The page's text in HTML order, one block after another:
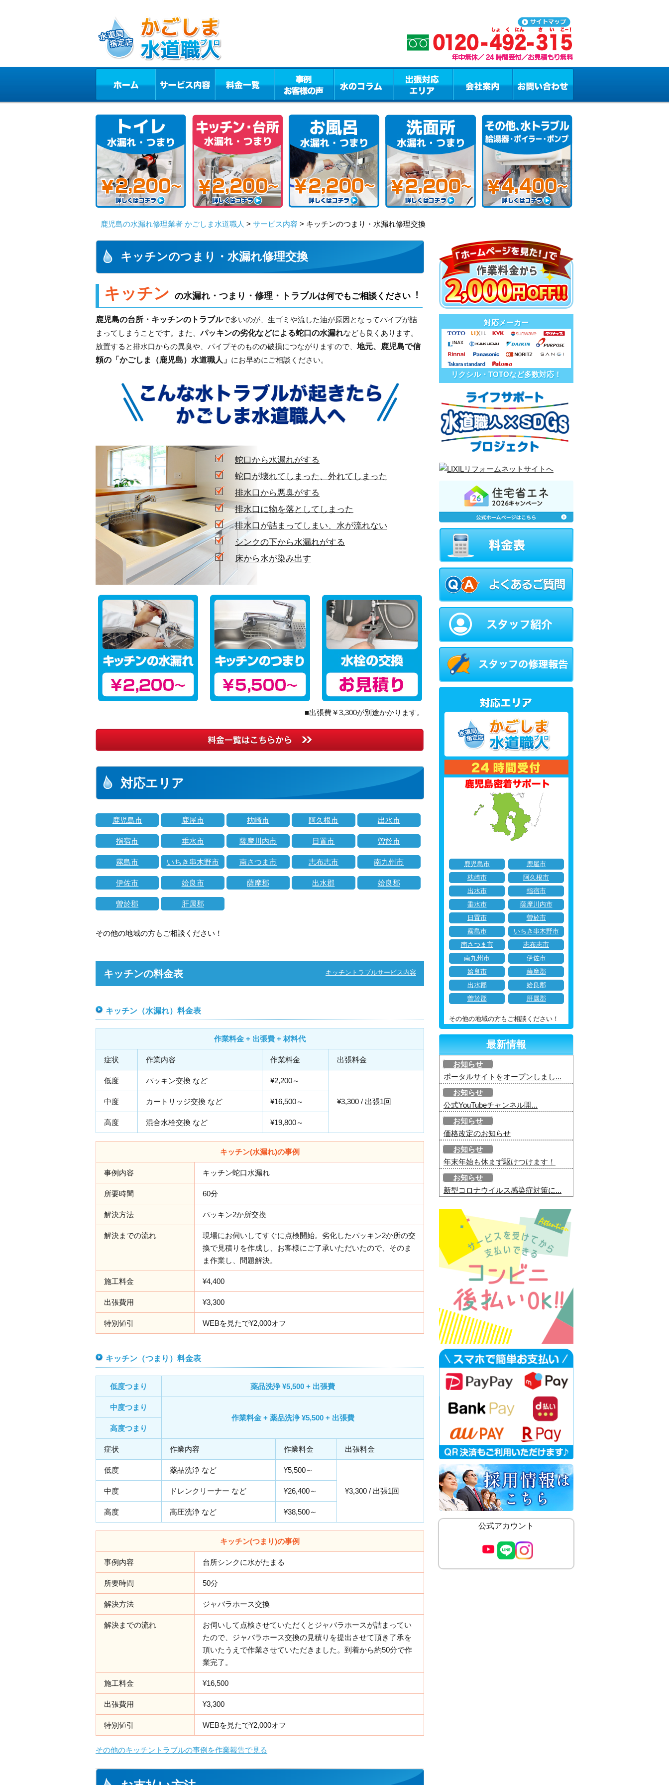
鹿児島の水漏れ修理業者 かごしま水道職人 > サービス内容 > キッチンのつまり・水漏れ修理交換
キッチンのつまり・水漏れ修理交換
キッチン の水漏れ・つまり・修理・トラブルは何でもご相談ください︕
鹿児島の台所・キッチンのトラブルで多いのが、生ゴミや流した油が原因となってパイプが詰
まってしまうことです。また、パッキンの劣化などによる蛇口の水漏れなども良くあります。
放置すると排水口からの異臭や、パイプそのものの破損につながりますので、 地元、鹿児島で信
頼の「かごしま（鹿児島）水道職人」 にお早めにご相談ください。
蛇口から水漏れがする
蛇口が壊れてしまった、外れてしまった
排水口から悪臭がする
排水口に物を落としてしまった
排水口が詰まってしまい、水が流れない
シンクの下から水漏れがする
床から水が染み出す
■出張費￥3,300が別途かかります。
対応エリア
鹿児島市 鹿屋市 枕崎市 阿久根市 出水市
指宿市 垂水市 薩摩川内市 日置市 曽於市
霧島市 いちき串木野市 南さつま市 志布志市 南九州市
伊佐市 姶良市 薩摩郡 出水郡 姶良郡
曽於郡 肝属郡
その他の地域の方もご相談ください！
キッチンの料金表 キッチントラブルサービス内容
キッチン（水漏れ）料金表
作業料金 + 出張費 + 材料代
症状 作業内容 作業料金 出張料金
低度 パッキン交換 など ¥2,200～
¥3,300 / 出張1回
中度 カートリッジ交換 など ¥16,500～
高度 混合水栓交換 など ¥19,800～
キッチン(水漏れ)の事例
事例内容 キッチン蛇口水漏れ
所要時間 60分
解決方法 パッキン2か所交換
解決までの流れ
現場にお伺いしてすぐに点検開始。劣化したパッキン2か所の交
換で見積りを作成し、お客様にご了承いただいたので、そのま
ま作業し、問題解決。
施工料金 ¥4,400
出張費用 ¥3,300
特別値引 WEBを見たで¥2,000オフ
キッチン（つまり）料金表
低度つまり 薬品洗浄 ¥5,500 + 出張費
中度つまり
作業料金 + 薬品洗浄 ¥5,500 + 出張費
高度つまり
症状 作業内容 作業料金 出張料金
低度 薬品洗浄 など ¥5,500～
¥3,300 / 出張1回
中度 ドレンクリーナー など ¥26,400～
高度 高圧洗浄 など ¥38,500～
キッチン(つまり)の事例
事例内容 台所シンクに水がたまる
所要時間 50分
解決方法 ジャバラホース交換
解決までの流れ
お伺いして点検させていただくとジャバラホースが詰まってい
たので、ジャバラホース交換の見積りを提出させて頂き了承を
頂いたうえで作業させていただきました。到着から約50分で作
業完了。
施工料金 ¥16,500
出張費用 ¥3,300
特別値引 WEBを見たで¥2,000オフ
その他のキッチントラブルの事例を作業報告で見る
対応メーカー
リクシル・TOTOなど多数対応！
鹿児島市
鹿屋市
枕崎市
阿久根市
出水市
指宿市
垂水市
薩摩川内市
日置市
曽於市
霧島市
いちき串木野市
南さつま市
志布志市
南九州市
伊佐市
姶良市
薩摩郡
出水郡
姶良郡
曽於郡
肝属郡
その他の地域の方もご相談ください！
最新情報
お知らせ
ポータルサイトをオープンしまし...
お知らせ
公式YouTubeチャンネル開...
お知らせ
価格改定のお知らせ
お知らせ
年末年始も休まず駆けつけます！
お知らせ
新型コロナウイルス感染症対策に...
公式アカウント